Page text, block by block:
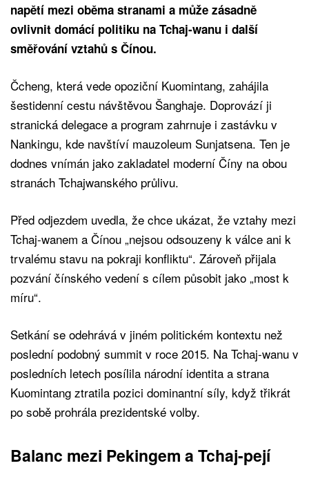
napětí mezi oběma stranami a může zásadně
ovlivnit domácí politiku na Tchaj-wanu i další
směřování vztahů s Čínou.
Čcheng, která vede opoziční Kuomintang, zahájila
šestidenní cestu návštěvou Šanghaje. Doprovází ji
stranická delegace a program zahrnuje i zastávku v
Nankingu, kde navštíví mauzoleum Sunjatsena. Ten je
dodnes vnímán jako zakladatel moderní Číny na obou
stranách Tchajwanského průlivu.
Před odjezdem uvedla, že chce ukázat, že vztahy mezi
Tchaj-wanem a Čínou „nejsou odsouzeny k válce ani k
trvalému stavu na pokraji konfliktu“. Zároveň přijala
pozvání čínského vedení s cílem působit jako „most k
míru“.
Setkání se odehrává v jiném politickém kontextu než
poslední podobný summit v roce 2015. Na Tchaj-wanu v
posledních letech posílila národní identita a strana
Kuomintang ztratila pozici dominantní síly, když třikrát
po sobě prohrála prezidentské volby.
Balanc mezi Pekingem a Tchaj-pejí